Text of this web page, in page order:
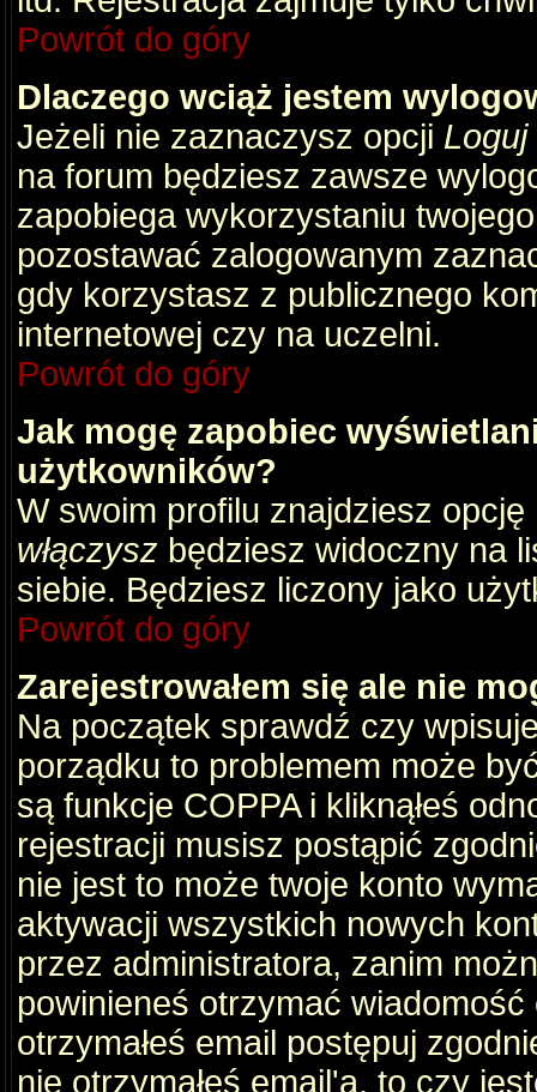
Powrót do góry
Dlaczego wciąż jestem
Jeżeli nie zaznaczysz opcji
na forum będziesz zawsze
zapobiega wykorzystaniu
pozostawać zalogowanym
gdy korzystasz z publicznego
internetowej czy na uczelni.
Powrót do góry
Jak mogę zapobiec
użytkowników?
W swoim profilu znajdziesz opcję
włączysz będziesz widoczny na
siebie. Będziesz liczony jako
Powrót do góry
Zarejestrowałem się ale nie
Na początek sprawdź czy
porządku to problemem może
są funkcje COPPA i kliknąłeś
rejestracji musisz postąpić
nie jest to może twoje konto
aktywacji wszystkich nowych
przez administratora, zanim
powinieneś otrzymać
otrzymałeś email postępuj
nie otrzymałeś email'a, to czy